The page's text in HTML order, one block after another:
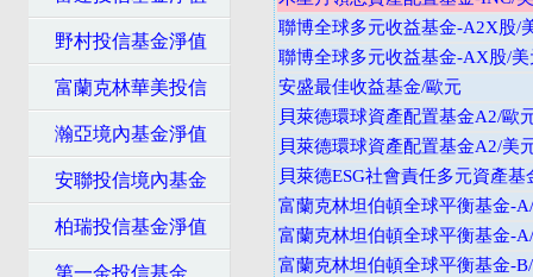
野村投信基金淨值
富蘭克林華美投信
瀚亞境內基金淨值
安聯投信境內基金
柏瑞投信基金淨值
第一金投信基金
聯博全球多元收益基金-A2X股/
聯博全球多元收益基金-AX股/美
安盛最佳收益基金/歐元
貝萊德環球資產配置基金A2/歐
貝萊德環球資產配置基金A2/美
貝萊德ESG社會責任多元資產基
富蘭克林坦伯頓全球平衡基金-
富蘭克林坦伯頓全球平衡基金-
富蘭克林坦伯頓全球平衡基金-